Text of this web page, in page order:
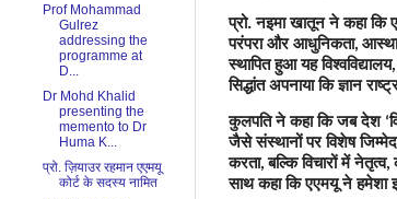
प्रो. नइमा खातून ने कहा कि
परंपरा और आधुनिकता,
स्थापित हुआ यह विश्वविद्यालय
सिद्धांत अपनाया कि ज्ञान
कुलपति ने कहा कि जब देश ‘
जैसे संस्थानों पर विशेष
करता,बल्कि विचारों में नेतृत्व,
साथ कहा कि एएमयू ने हमेशा
Prof Mohammad
Gulrez
addressing the
programme at
D...
Dr Mohd Khalid
presenting the
memento to Dr
Huma K...
प्रो. ज़ियाउर रहमान एएमयू
कोर्ट के सदस्य नामित